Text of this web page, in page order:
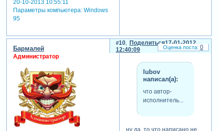
20-10-2013 10:55:11
Параметры компьютера:Windows
95
Поделиться
10
17-01-2012
12:40:09
Бармалей
Администратор
lubov
написал(а):
что автор-
исполнитель...
0